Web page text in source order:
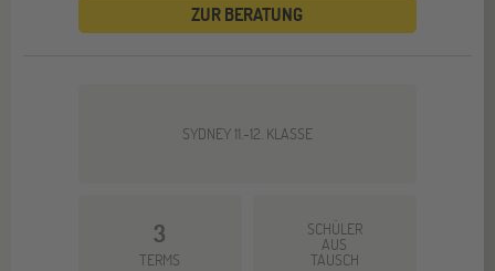
ZUR BERATUNG
SYDNEY 11.-12. KLASSE
3
TERMS
SCHÜLER
AUS
TAUSCH